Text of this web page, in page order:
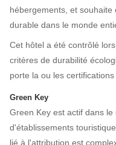
hébergements, et
durable dans le monde
Cet hôtel a été contrôlé
critères de durabilité
porte la ou les
Green Key
Green Key est actif dans
d'établissements
lié à l'attribution est